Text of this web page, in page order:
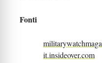
Fonti
it.insideover.com